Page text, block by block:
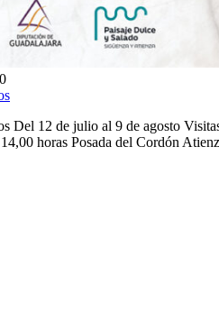
Del 12 de julio al 9 de agosto
horas Posada del Cordón